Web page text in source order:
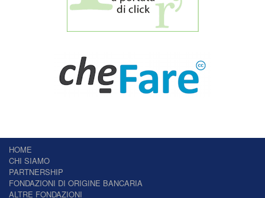
HOME
CHI SIAMO
PARTNERSHIP
FONDAZIONI DI ORIGINE BANCARIA
ALTRE FONDAZIONI